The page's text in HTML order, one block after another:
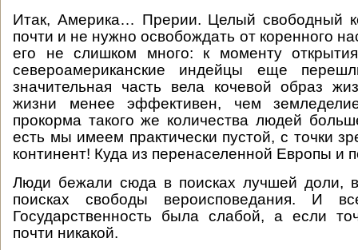
Итак, Америка… Прерии. Целый свободный
почти и не нужно освобождать от коренного
его не слишком много: к моменту
североамериканские индейцы еще
значительная часть вела кочевой образ
жизни менее эффективен, чем
прокорма такого же количества людей
есть мы имеем практически пустой, с точки
континент! Куда из перенаселенной Европы и
Люди бежали сюда в поисках лучшей доли,
поисках свободы вероисповедания. И
Государственность была слабой, а если
почти никакой.